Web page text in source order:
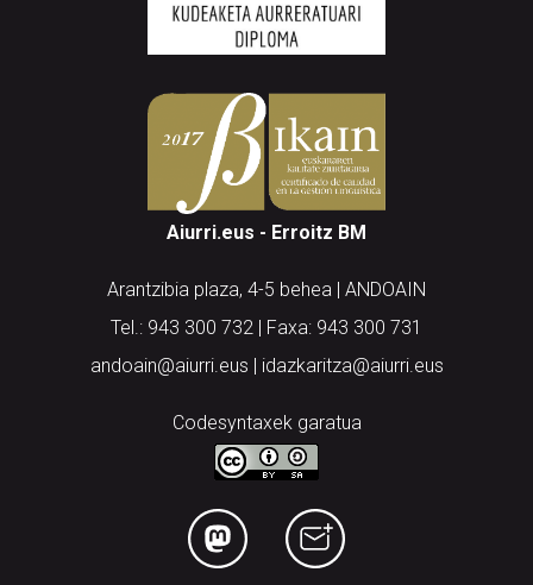
Aiurri.eus - Erroitz BM
Arantzibia plaza, 4-5 behea | ANDOAIN
Tel.: 943 300 732 | Faxa: 943 300 731
andoain@aiurri.eus | idazkaritza@aiurri.eus
Codesyntaxek garatua